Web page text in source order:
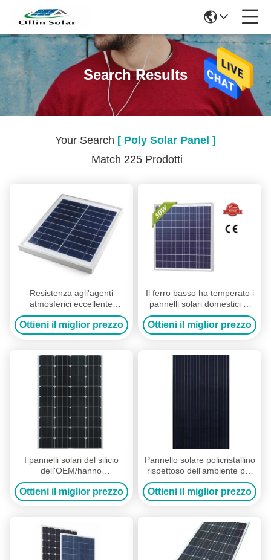
Search Results
Your Search [ Poly Solar Panel ]
Match 225 Prodotti
Resistenza agli'agenti
atmosferici eccellente
dell'alto pannello solare
policristallino di trasmissione
Ottieni il miglior prezzo
Il ferro basso ha temperato i
pannelli solari domestici di
vetro/pannelli solari domestici
4*9
Ottieni il miglior prezzo
I pannelli solari del silicio
dell'OEM/hanno
personalizzato il multi
pannello solare cristallino
Ottieni il miglior prezzo
Pannello solare policristallino
rispettoso dell'ambiente per
la costruzione domestica
vivente e del Camera
Ottieni il miglior prezzo